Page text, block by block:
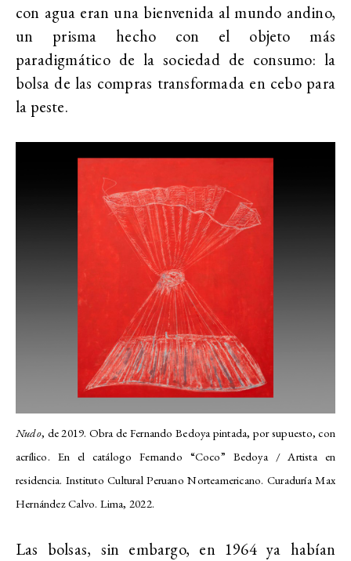
con agua eran una bienvenida al mundo andino,
un prisma hecho con el objeto más
paradigmático de la sociedad de consumo: la
bolsa de las compras transformada en cebo para
la peste.
Nudo, de 2019. Obra de Fernando Bedoya pintada, por supuesto, con
acrílico. En el catálogo Fernando “Coco” Bedoya / Artista en
residencia. Instituto Cultural Peruano Norteamericano. Curaduría Max
Hernández Calvo. Lima, 2022.
Las bolsas, sin embargo, en 1964 ya habían